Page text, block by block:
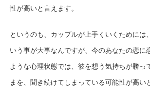
性が高いと言えます。
というのも、カップルが上手くいくためには
いう事が大事なんですが、今のあなたの恋に
ような心理状態では、彼を想う気持ちが勝っ
まを、聞き続けてしまっている可能性が高い